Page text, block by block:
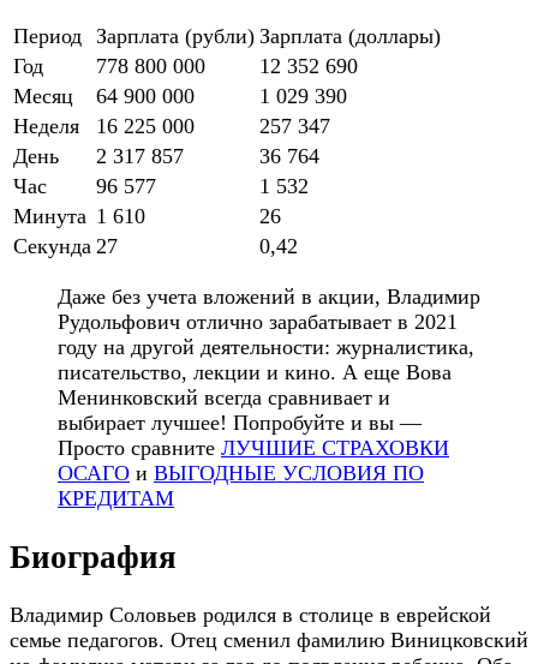
Период Зарплата (рубли) Зарплата (доллары)
Год
778 800 000
12 352 690
Месяц
64 900 000
1 029 390
Неделя
16 225 000
257 347
День
2 317 857
36 764
Час
96 577
1 532
Минута 1 610
26
Секунда 27 0,42
Даже без учета вложений в акции, Владимир
Рудольфович отлично зарабатывает в 2021
году на другой деятельности: журналистика,
писательство, лекции и кино. А еще Вова
Менинковский всегда сравнивает и
выбирает лучшее! Попробуйте и вы —
Просто сравните ЛУЧШИЕ СТРАХОВКИ
ОСАГО и ВЫГОДНЫЕ УСЛОВИЯ ПО
КРЕДИТАМ
Биография
Владимир Соловьев родился в столице в еврейской
семье педагогов. Отец сменил фамилию Виницковский